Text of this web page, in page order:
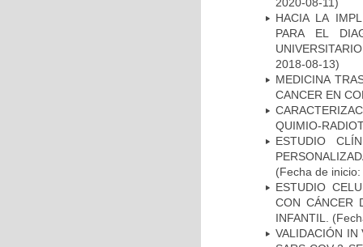
HACIA LA
PARA EL
2018-08-13)
MEDICINA
CANCER EN
QUIMIO-
ESTUDIO
(Fecha de
ESTUDIO
CON CÁNCER
INFANTIL.
VALIDACIÓN IN